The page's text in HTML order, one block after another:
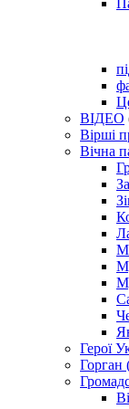
ВІДЕО
Вірші
Вічна
Герої
Горган